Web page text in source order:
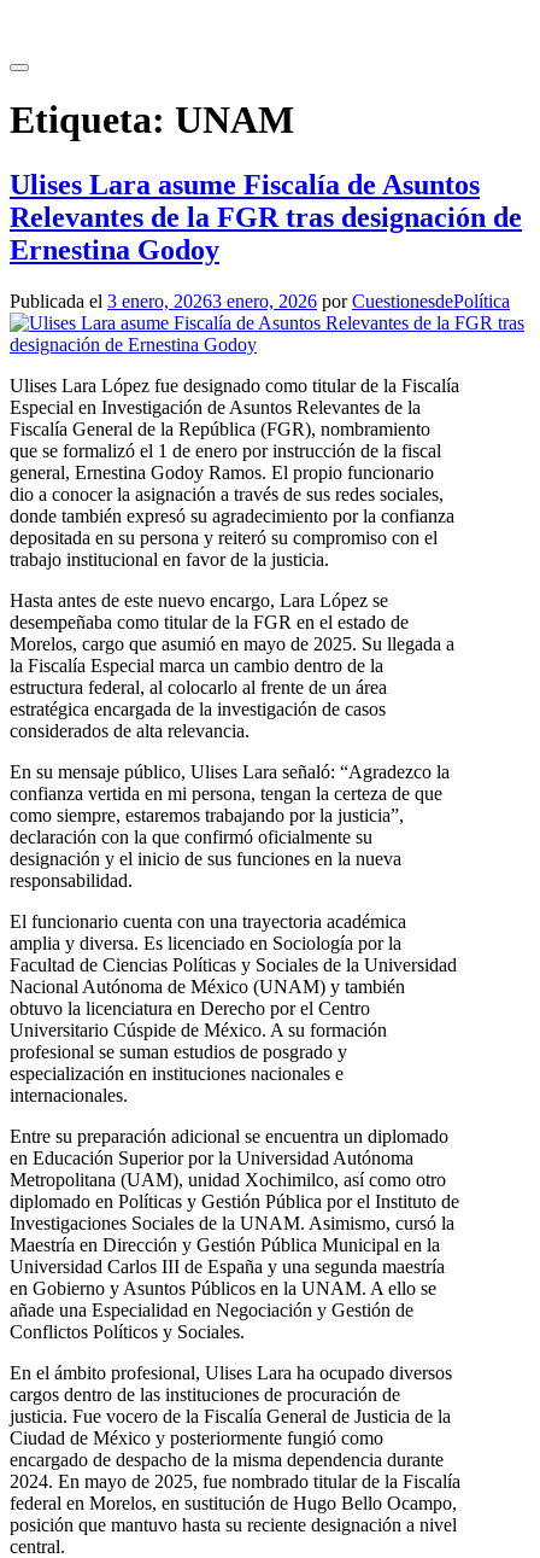
contenido
Etiqueta: UNAM
Ulises Lara asume Fiscalía de Asuntos
Relevantes de la FGR tras designación de
Ernestina Godoy
Publicada el 3 enero, 20263 enero, 2026 porCuestionesdePolítica
Ulises Lara López fue designado como titular de la Fiscalía
Especial en Investigación de Asuntos Relevantes de la
Fiscalía General de la República (FGR), nombramiento
que se formalizó el 1 de enero por instrucción de la fiscal
general, Ernestina Godoy Ramos. El propio funcionario
dio a conocer la asignación a través de sus redes sociales,
donde también expresó su agradecimiento por la confianza
depositada en su persona y reiteró su compromiso con el
trabajo institucional en favor de la justicia.
Hasta antes de este nuevo encargo, Lara López se
desempeñaba como titular de la FGR en el estado de
Morelos, cargo que asumió en mayo de 2025. Su llegada a
la Fiscalía Especial marca un cambio dentro de la
estructura federal, al colocarlo al frente de un área
estratégica encargada de la investigación de casos
considerados de alta relevancia.
En su mensaje público, Ulises Lara señaló: “Agradezco la
confianza vertida en mi persona, tengan la certeza de que
como siempre, estaremos trabajando por la justicia”,
declaración con la que confirmó oficialmente su
designación y el inicio de sus funciones en la nueva
responsabilidad.
El funcionario cuenta con una trayectoria académica
amplia y diversa. Es licenciado en Sociología por la
Facultad de Ciencias Políticas y Sociales de la Universidad
Nacional Autónoma de México (UNAM) y también
obtuvo la licenciatura en Derecho por el Centro
Universitario Cúspide de México. A su formación
profesional se suman estudios de posgrado y
especialización en instituciones nacionales e
internacionales.
Entre su preparación adicional se encuentra un diplomado
en Educación Superior por la Universidad Autónoma
Metropolitana (UAM), unidad Xochimilco, así como otro
diplomado en Políticas y Gestión Pública por el Instituto de
Investigaciones Sociales de la UNAM. Asimismo, cursó la
Maestría en Dirección y Gestión Pública Municipal en la
Universidad Carlos III de España y una segunda maestría
en Gobierno y Asuntos Públicos en la UNAM. A ello se
añade una Especialidad en Negociación y Gestión de
Conflictos Políticos y Sociales.
En el ámbito profesional, Ulises Lara ha ocupado diversos
cargos dentro de las instituciones de procuración de
justicia. Fue vocero de la Fiscalía General de Justicia de la
Ciudad de México y posteriormente fungió como
encargado de despacho de la misma dependencia durante
2024. En mayo de 2025, fue nombrado titular de la Fiscalía
federal en Morelos, en sustitución de Hugo Bello Ocampo,
posición que mantuvo hasta su reciente designación a nivel
central.